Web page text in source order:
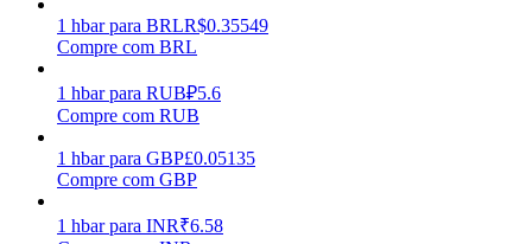
Estratégias de negociação
Aprenda como se manter lucrativo
1 hbar para BRLR$0.35549
Compre com BRL
1 hbar para RUB₽5.6
Compre com RUB
1 hbar para GBP£0.05135
Compre com GBP
1 hbar para INR₹6.58